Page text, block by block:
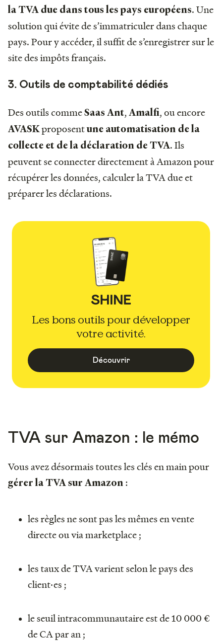
la TVA due dans tous les pays européens. Une
solution qui évite de s’immatriculer dans chaque
pays. Pour y accéder, il suffit de s’enregistrer sur le
site des impôts français.
3. Outils de comptabilité dédiés
Des outils commeSaas Ant, Amalfi, ou encore
AVASKproposentune automatisation de la
collecte et de la déclaration de TVA. Ils
peuvent se connecter directement à Amazon pour
récupérer les données, calculer la TVA due et
préparer les déclarations.
Les bons outils pour développer
votre activité.
Découvrir
TVA sur Amazon : le mémo
Vous avez désormais toutes les clés en main pour
gérer la TVA sur Amazon :
les règles ne sont pas les mêmes en vente
directe ou via marketplace ;
les taux de TVA varient selon le pays des
client·es ;
le seuil intracommunautaire est de 10 000 €
de CA par an ;